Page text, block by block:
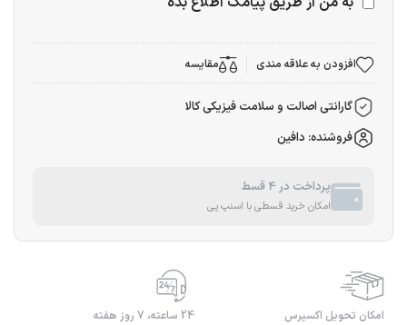
افزودن به علاقه مندی مقایسه
گارانتی اصالت و سلامت فیزیکی کالا
فروشنده: دافین
پرداخت در 4 قسط
امکان خرید قسطی با اسنپ پی
امکان تحویل اکسپرس 24 ساعته، 7 روز هفته